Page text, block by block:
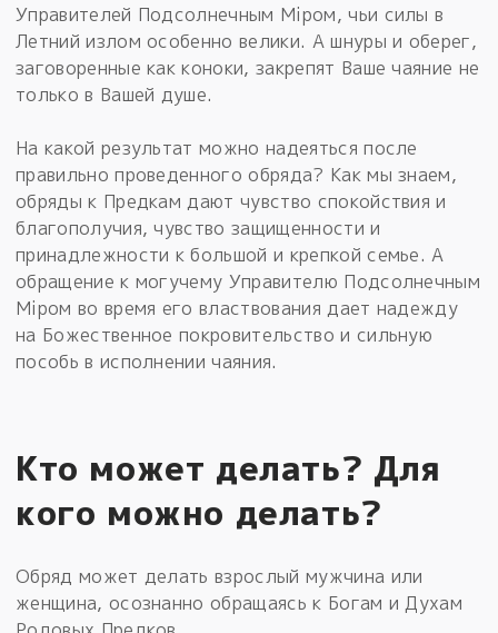
Управителей Подсолнечным Мiром, чьи силы в
Летний излом особенно велики. А шнуры и оберег,
заговоренные как коноки, закрепят Ваше чаяние не
только в Вашей душе.
На какой результат можно надеяться после
правильно проведенного обряда? Как мы знаем,
обряды к Предкам дают чувство спокойствия и
благополучия, чувство защищенности и
принадлежности к большой и крепкой семье. А
обращение к могучему Управителю Подсолнечным
Мiром во время его властвования дает надежду
на Божественное покровительство и сильную
пособь в исполнении чаяния.
Кто может делать? Для
кого можно делать?
Обряд может делать взрослый мужчина или
женщина, осознанно обращаясь к Богам и Духам